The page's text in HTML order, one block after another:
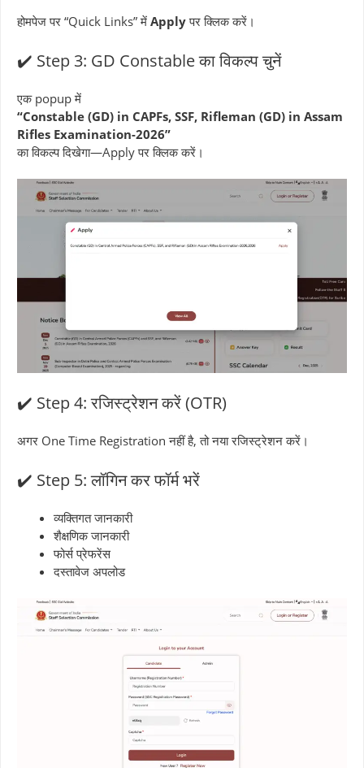
होमपेज पर “Quick Links” में Applyपर क्लिक करें।
✔️ Step 3: GD Constable का विकल्प चुनें
एक popup में
“Constable (GD) in CAPFs, SSF, Rifleman (GD) in Assam
Rifles Examination-2026”
का विकल्प दिखेगा—Apply पर क्लिक करें।
✔️ Step 4: रजिस्ट्रेशन करें (OTR)
अगर One Time Registration नहीं है, तो नया रजिस्ट्रेशन करें।
✔️ Step 5: लॉगिन कर फॉर्म भरें
व्यक्तिगत जानकारी
शैक्षणिक जानकारी
फोर्स प्रेफरेंस
दस्तावेज अपलोड